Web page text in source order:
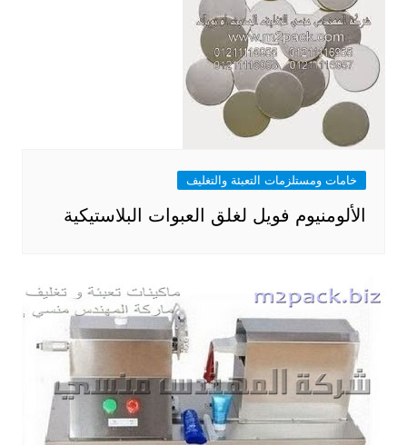
خامات ومستلزمات التعبئة والتغليف
الألومنيوم فويل لغلق العبوات البلاستيكية